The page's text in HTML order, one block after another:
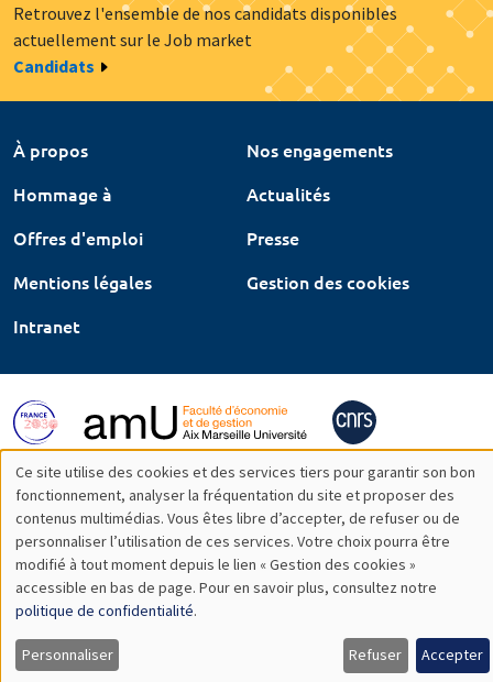
Retrouvez l'ensemble de nos candidats disponibles
actuellement sur le Job market
Candidats
À propos
Nos engagements
Hommage à
Actualités
Offres d'emploi
Presse
Mentions légales
Gestion des cookies
Intranet
Utilisation
des
données
personnelles
et
Ce site utilise des cookies et des services tiers pour garantir son bon
fonctionnement, analyser la fréquentation du site et proposer des
contenus multimédias. Vous êtes libre d’accepter, de refuser ou de
personnaliser l’utilisation de ces services. Votre choix pourra être
modifié à tout moment depuis le lien « Gestion des cookies »
accessible en bas de page. Pour en savoir plus, consultez notre
politique de confidentialité.
Personnaliser Refuser Accepter